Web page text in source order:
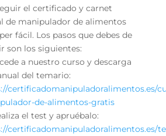
el certificado y carnet
de manipulador de alimentos
fácil. Los pasos que debes de
son los siguientes:
a nuestro curso y descarga
del temario:
certificadomanipuladoralimentos.es/
de-alimentos-gratis
el test y apruébalo:
certificadomanipuladoralimentos.es/